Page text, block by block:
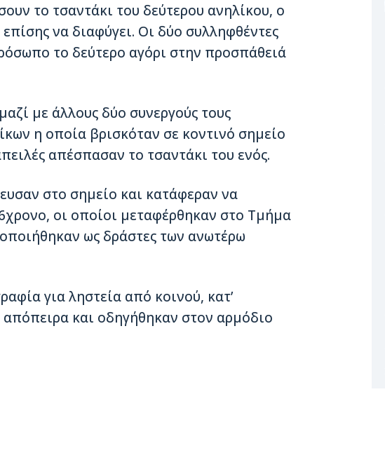
το τσαντάκι του δεύτερου ανηλίκου, ο
να διαφύγει. Οι δύο συλληφθέντες
το δεύτερο αγόρι στην προσπάθειά
με άλλους δύο συνεργούς τους
η οποία βρισκόταν σε κοντινό σημείο
απέσπασαν το τσαντάκι του ενός.
στο σημείο και κατάφεραν να
οι οποίοι μεταφέρθηκαν στο Τμήμα
ως δράστες των ανωτέρω
για ληστεία από κοινού, κατ’
και οδηγήθηκαν στον αρμόδιο